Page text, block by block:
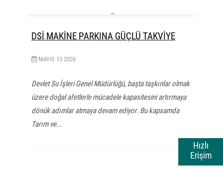
Hızlı
Erişim
DSİ MAKİNE PARKINA GÜÇLÜ TAKVİYE
MAYIS 13 2026
Devlet Su İşleri Genel Müdürlüğü, başta taşkınlar olmak
üzere doğal afetlerle mücadele kapasitesini artırmaya
dönük adımlar atmaya devam ediyor. Bu kapsamda
Tarım ve...